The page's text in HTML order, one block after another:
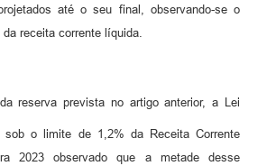
até o seu final, observando-se o
receita corrente líquida.
reserva prevista no artigo anterior, a Lei
sob o limite de 1,2% da Receita Corrente
2023 observado que a metade desse